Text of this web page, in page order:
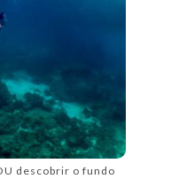
descobrir o fundo